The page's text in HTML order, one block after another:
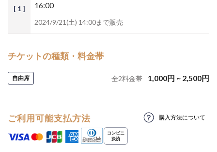
[ 1 ]
16:00
2024/9/21(土) 14:00まで販売
チケットの種類・料金帯
自由席 全2料金帯 1,000円 ~ 2,500円
ご利用可能支払方法 購入方法について